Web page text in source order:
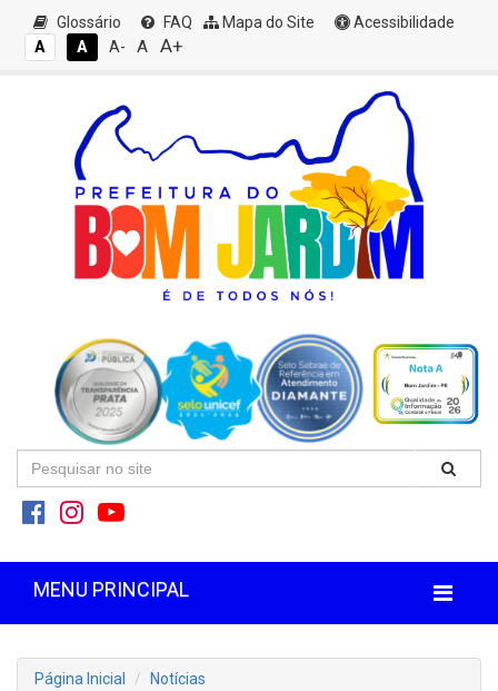
Glossário FAQ Mapa do Site
Acessibilidade
A
A A- A A+
MENU PRINCIPAL
Página Inicial
Notícias